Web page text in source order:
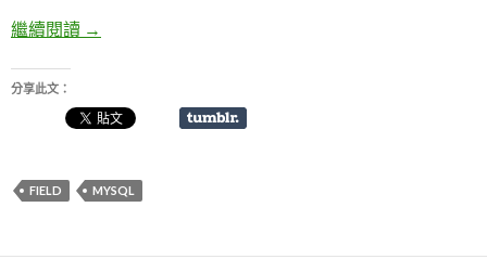
繼續閱讀 MySQL 自訂欄位排列順序
→
分享此文：
FIELD MYSQL